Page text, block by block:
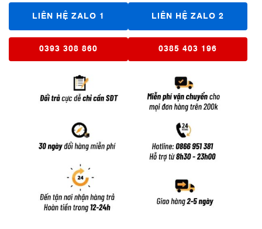
LIÊN HỆ ZALO 1 LIÊN HỆ ZALO 2
0393 308 860 0385 403 196